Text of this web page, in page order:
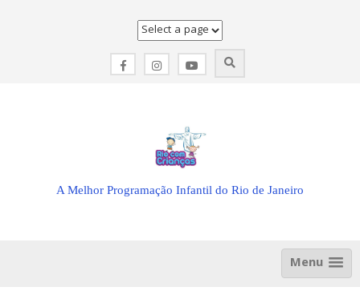
A Melhor Programação Infantil do Rio de Janeiro
Menu